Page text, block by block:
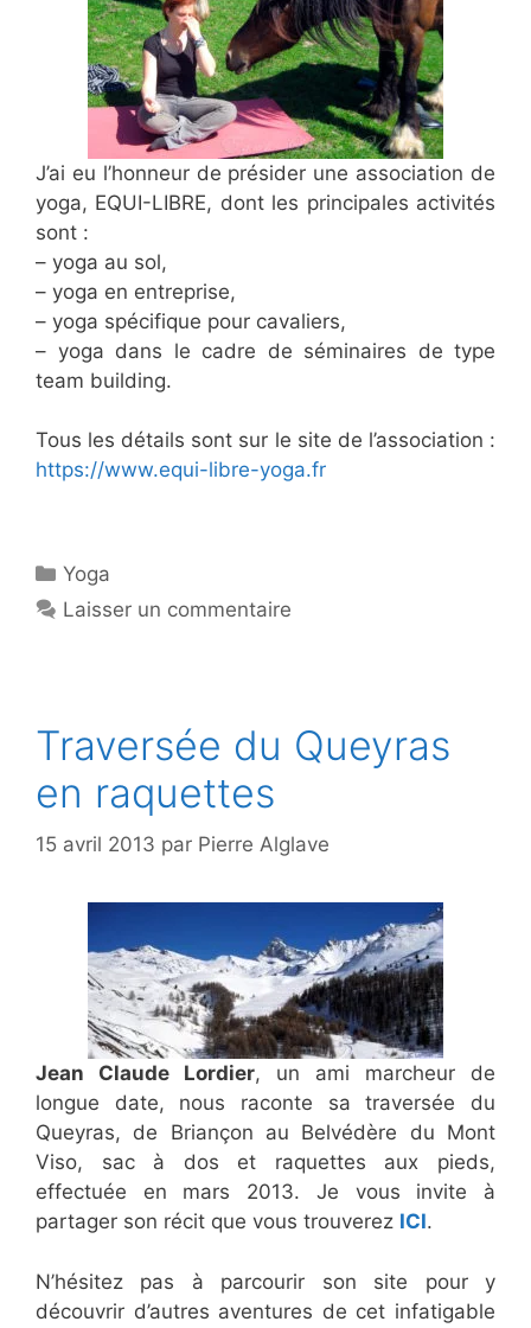
J’ai eu l’honneur de présider une association de
yoga, EQUI-LIBRE, dont les principales activités
sont :
– yoga au sol,
– yoga en entreprise,
– yoga spécifique pour cavaliers,
– yoga dans le cadre de séminaires de type
team building.
Tous les détails sont sur le site de l’association :
https://www.equi-libre-yoga.fr
Catégories
Yoga
Laisser un commentaire
Traversée du Queyras
en raquettes
15 avril 2013 par Pierre Alglave
Jean Claude Lordier, un ami marcheur de
longue date, nous raconte sa traversée du
Queyras, de Briançon au Belvédère du Mont
Viso, sac à dos et raquettes aux pieds,
effectuée en mars 2013. Je vous invite à
partager son récit que vous trouverez ICI.
N’hésitez pas à parcourir son site pour y
découvrir d’autres aventures de cet infatigable